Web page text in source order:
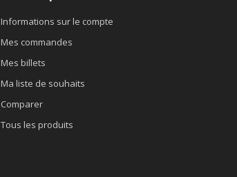
Informations sur le compte
Mes commandes
Mes billets
Ma liste de souhaits
Comparer
Tous les produits